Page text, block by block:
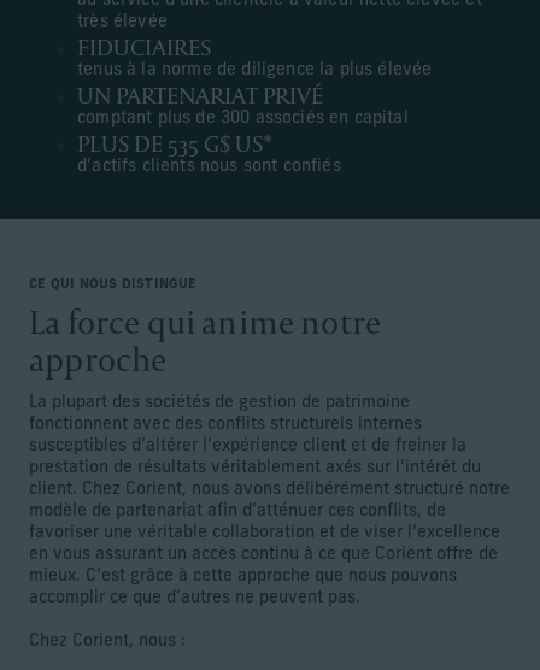
très élevée
FIDUCIAIRES
tenus à la norme de diligence la plus élevée
UN PARTENARIAT PRIVÉ
comptant plus de 300 associés en capital
PLUS DE 535 G$ US*
d’actifs clients nous sont confiés
CE QUI NOUS DISTINGUE
La force qui anime notre
approche
La plupart des sociétés de gestion de patrimoine
fonctionnent avec des conflits structurels internes
susceptibles d’altérer l’expérience client et de freiner la
prestation de résultats véritablement axés sur l’intérêt du
client. Chez Corient, nous avons délibérément structuré notre
modèle de partenariat afin d’atténuer ces conflits, de
favoriser une véritable collaboration et de viser l’excellence
en vous assurant un accès continu à ce que Corient offre de
mieux. C’est grâce à cette approche que nous pouvons
accomplir ce que d’autres ne peuvent pas.
Chez Corient, nous :